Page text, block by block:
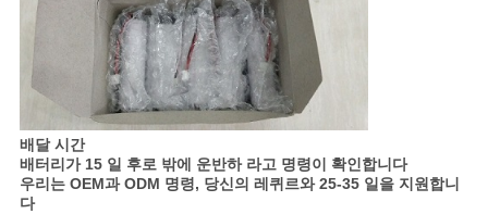
배달 시간
배터리가 15 일 후로 밖에 운반하 라고 명령이 확인합니다
우리는 OEM과 ODM 명령, 당신의 레퀴르와 25-35 일을 지원합니
다